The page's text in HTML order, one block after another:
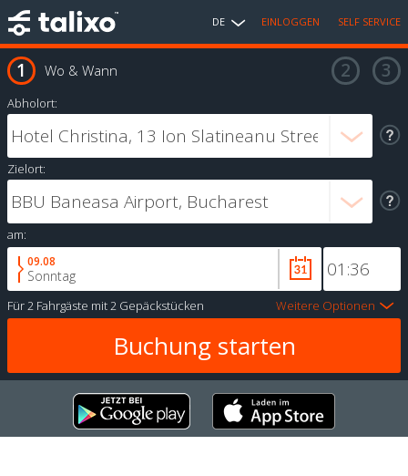
DE EINLOGGEN SELF SERVICE
Wo & Wann
Abholort:
Zielort:
am:
09.08
Sonntag
Für2 Fahrgäste mit2 Gepäckstücken Weitere Optionen